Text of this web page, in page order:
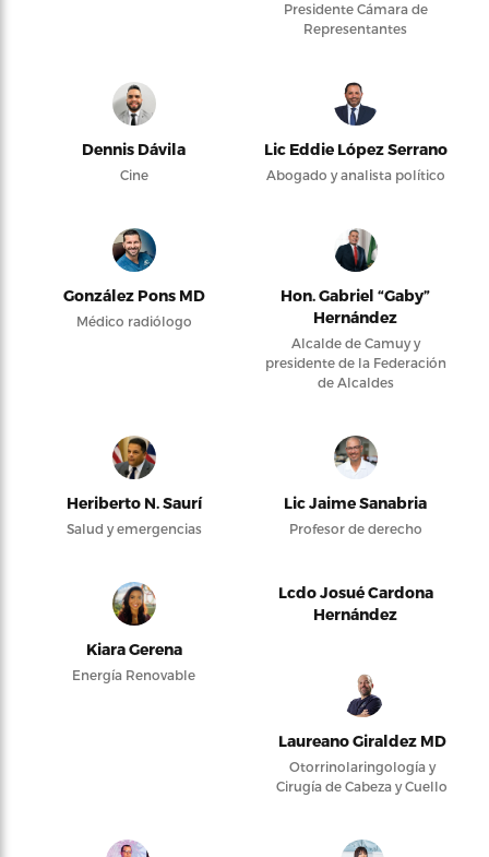
Presidente Cámara de
Representantes
Dennis Dávila
Cine
Lic Eddie López Serrano
Abogado y analista político
González Pons MD
Médico radiólogo
Hon. Gabriel “Gaby”
Hernández
Alcalde de Camuy y
presidente de la Federación
de Alcaldes
Heriberto N. Saurí
Salud y emergencias
Lic Jaime Sanabria
Profesor de derecho
Kiara Gerena
Energía Renovable
Lcdo Josué Cardona
Hernández
Laureano Giraldez MD
Otorrinolaringología y
Cirugía de Cabeza y Cuello